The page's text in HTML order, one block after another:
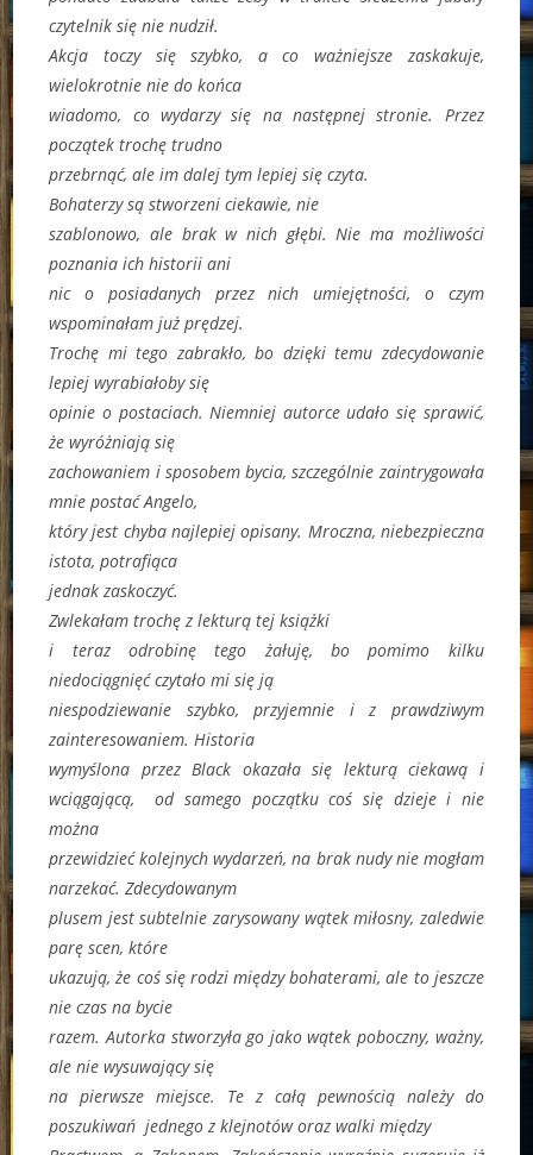
czytelnik się nie nudził.
Akcja toczy się szybko, a co ważniejsze zaskakuje,
wielokrotnie nie do końca
wiadomo, co wydarzy się na następnej stronie. Przez
początek trochę trudno
przebrnąć, ale im dalej tym lepiej się czyta.
Bohaterzy są stworzeni ciekawie, nie
szablonowo, ale brak w nich głębi. Nie ma możliwości
poznania ich historii ani
nic o posiadanych przez nich umiejętności, o czym
wspominałam już prędzej.
Trochę mi tego zabrakło, bo dzięki temu zdecydowanie
lepiej wyrabiałoby się
opinie o postaciach. Niemniej autorce udało się sprawić,
że wyróżniają się
zachowaniem i sposobem bycia, szczególnie zaintrygowała
mnie postać Angelo,
który jest chyba najlepiej opisany. Mroczna, niebezpieczna
istota, potrafiąca
jednak zaskoczyć.
Zwlekałam trochę z lekturą tej książki
i teraz odrobinę tego żałuję, bo pomimo kilku
niedociągnięć czytało mi się ją
niespodziewanie szybko, przyjemnie i z prawdziwym
zainteresowaniem. Historia
wymyślona przez Black okazała się lekturą ciekawą i
wciągającą, od samego początku coś się dzieje i nie
można
przewidzieć kolejnych wydarzeń, na brak nudy nie mogłam
narzekać. Zdecydowanym
plusem jest subtelnie zarysowany wątek miłosny, zaledwie
parę scen, które
ukazują, że coś się rodzi między bohaterami, ale to jeszcze
nie czas na bycie
razem. Autorka stworzyła go jako wątek poboczny, ważny,
ale nie wysuwający się
na pierwsze miejsce. Te z całą pewnością należy do
poszukiwań jednego z klejnotów oraz walki między